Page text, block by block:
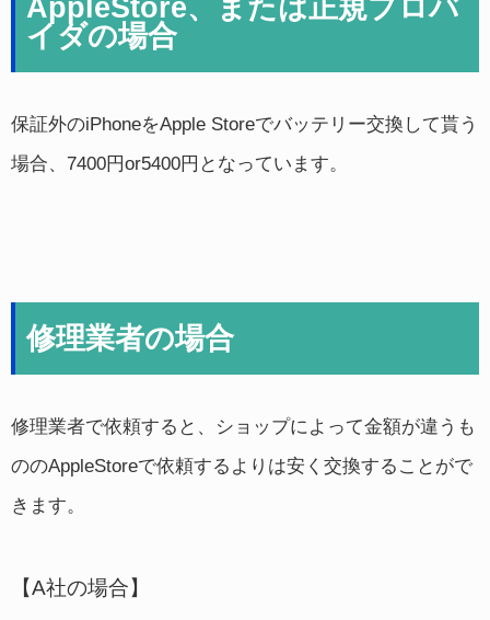
イダの場合
保証外のiPhoneをApple Storeでバッテリー交換して貰う
場合、7400円or5400円となっています。
修理業者の場合
修理業者で依頼すると、ショップによって金額が違うも
ののAppleStoreで依頼するよりは安く交換することがで
きます。
【A社の場合】